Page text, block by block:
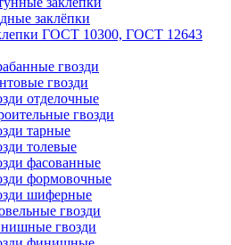
заклёпки
ГОСТ 10300, ГОСТ 12643
гвозди
гвозди
отделочные
гвозди
тарные
толевые
фасованные
формовочные
шиферные
гвозди
гвозди